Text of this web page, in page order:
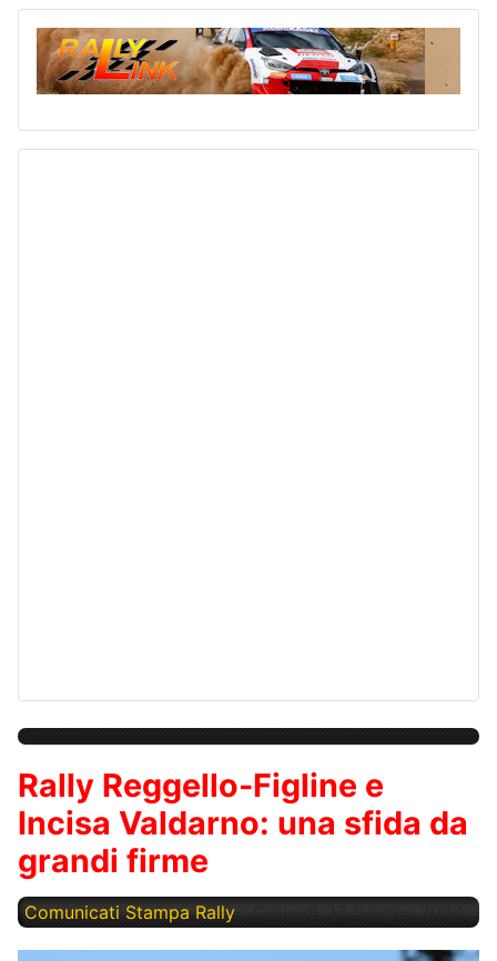
Rally Reggello-Figline e
Incisa Valdarno: una sfida da
grandi firme
Comunicati Stampa Rally Giovedì, 13 Giugno 2024